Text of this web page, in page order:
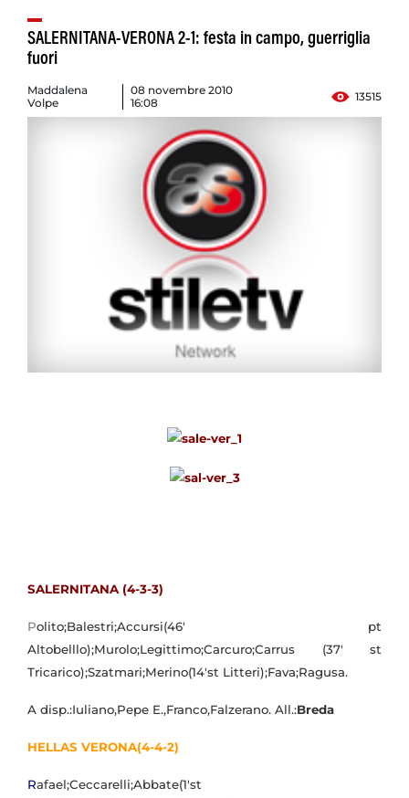
SALERNITANA-VERONA 2-1: festa in campo, guerriglia
fuori
Maddalena
Volpe
08 novembre 2010
16:08
13515
SALERNITANA (4-3-3)
Polito;Balestri;Accursi(46' pt
Altobelllo);Murolo;Legittimo;Carcuro;Carrus (37' st
Tricarico);Szatmari;Merino(14'st Litteri);Fava;Ragusa.
A disp.:Iuliano,Pepe E.,Franco,Falzerano. All.:Breda
HELLAS VERONA(4-4-2)
Rafael;Ceccarelli;Abbate(1'st